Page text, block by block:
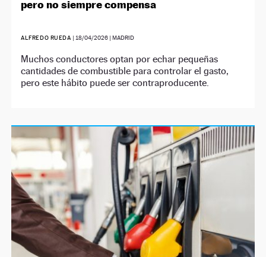
pero no siempre compensa
ALFREDO RUEDA | 18/04/2026| MADRID
Muchos conductores optan por echar pequeñas
cantidades de combustible para controlar el gasto,
pero este hábito puede ser contraproducente.